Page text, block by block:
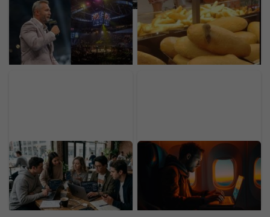
Ondřej Novotný z
Oktagonu. Za McGregora
by dal aj 50 miliónov eur,
organizáciu by predal za
astronomickú sumu
Na bochníku chleba sa
objavila myš. Fotka z
predajne známeho
reťazca obletela internet
Dôchodok už v 20-ke:
Generácia Z odmieta
drieť do staroby, zavádza
nový trend
Lietanie ti na celé dni
ochromí myseľ aj
trávenie. Dve veci
rozhodnú o tom, ako
veľmi ťa cesta zomelie